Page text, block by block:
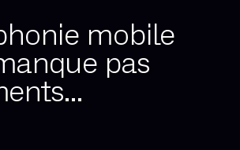
mobile
pas